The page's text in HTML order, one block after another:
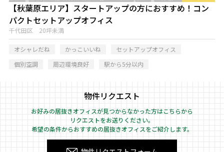
【秋葉原エリア】スタートアップの方におすすめ！コン
パクトセットアップオフィス
千代田区 20坪未満
オシャレだね かっこいいね
セットアップオフィス
個別空調
周辺環境良好 駅から5分以内
物件リクエスト
お好みの居抜きオフィスが見つからなかった方はこちらから
リクエストをお送りください。
希望の条件からおすすめの居抜きオフィスをご紹介します。